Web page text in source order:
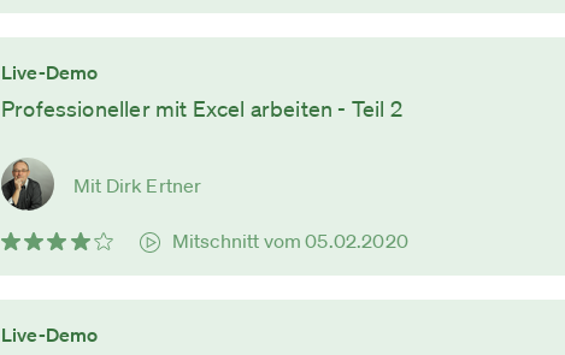
Live-Demo
Professioneller mit Excel arbeiten - Teil 2
Mit Dirk Ertner
Mitschnitt vom 05.02.2020
Live-Demo